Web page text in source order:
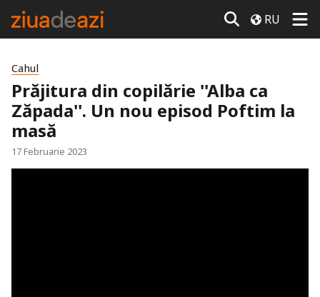
RU
Cahul
Prăjitura din copilărie ''Alba ca
Zăpada''. Un nou episod Poftim la
masă
17 Februarie 2023